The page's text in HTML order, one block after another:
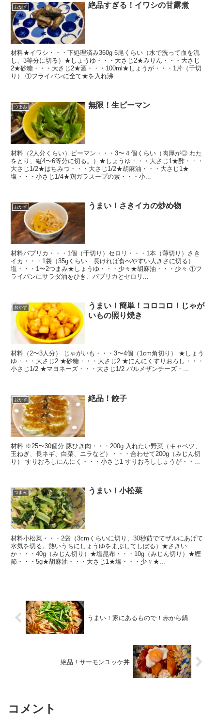
おかず 絶品すぎる！イワシの甘露煮
材料★イワシ・・・下処理済み360g 6尾くらい（水で洗って血を流
し、3等分に切る）★しょうゆ・・・大さじ2★みりん・・・大さじ
2★砂糖・・・大さじ2★酒・・・100ml★しょうが・・・1片（千切
り） ①フライパンに全て★を入れ沸...
つまみ 無限！生ピーマン
材料（2人分くらい）ピーマン・・・3〜４個くらい（肉厚が◎ わた
をとり、縦4〜6等分に切る。）★しょうゆ・・・大さじ1★酢・・・
大さじ1/2★はちみつ・・・大さじ1/2★胡麻油・・・大さじ1★
塩・・・小さじ1/4★鶏ガラスープの素・・・小...
おかず うまい！さきイカの炒め物
材料パプリカ・・・1個（千切り）セロリ・・・1本（薄切り）さき
イカ・・・1袋（35gくらい 長ければ食べやすい大きさに切る）
塩・・・1〜2つまみ★しょうゆ・・・少々★胡麻油・・・少々 ①フ
ライパンにサラダ油をひき、パプリカとセロリ...
おかず
うまい！簡単！コロコロ！じゃが
いもの照り焼き
材料（2〜3人分） じゃがいも・・・3〜4個（1cm角切り） ★しょう
ゆ・・・大さじ2 ★砂糖・・・大さじ2 ★にんにくすりおろし・・・
小さじ1/2 ★マヨネーズ・・・大さじ1/2 パルメザンチーズ・...
おかず 絶品！餃子
材料 ※25〜30個分 豚ひき肉・・・200g 入れたい野菜（キャベツ、
玉ねぎ、長ネギ、白菜、ニラなど）・・・合わせて200g（みじん切
り） すりおろしにんにく・・・小さじ1 すりおろししょうが・・...
つまみ うまい！小松菜
材料小松菜・・・2袋（3cmくらいに切り、30秒茹でてザルにあげて
水気を切る。熱いうちにしょうゆをまぶしてしぼる）★さきい
か・・・40g（みじん切り）★塩昆布・・・10g（みじん切り）★鰹
節・・・5g★胡麻油・・・大さじ1★塩・・・少々★...
うまい！家にあるもので！赤から鍋
絶品！サーモンユッケ丼
コメント